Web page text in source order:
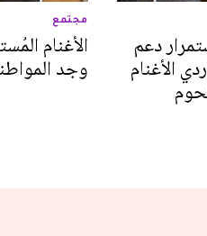
دعم
الأغنام
مجتمع
الأغنام
وجد